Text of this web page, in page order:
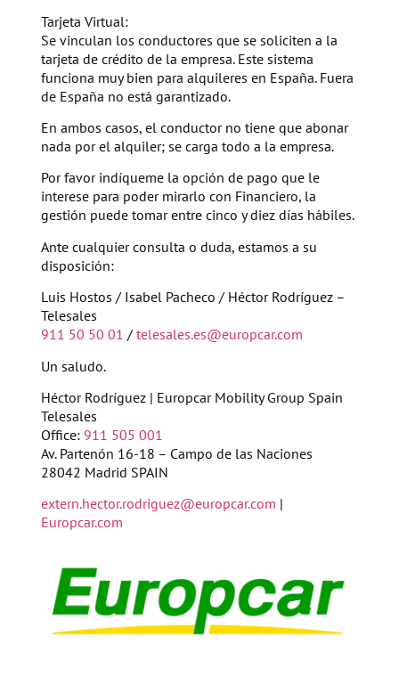
Tarjeta Virtual:
Se vinculan los conductores que se soliciten a la
tarjeta de crédito de la empresa. Este sistema
funciona muy bien para alquileres en España. Fuera
de España no está garantizado.
En ambos casos, el conductor no tiene que abonar
nada por el alquiler; se carga todo a la empresa.
Por favor indíqueme la opción de pago que le
interese para poder mirarlo con Financiero, la
gestión puede tomar entre cinco y diez días hábiles.
Ante cualquier consulta o duda, estamos a su
disposición:
Luis Hostos / Isabel Pacheco / Héctor Rodríguez –
Telesales
911 50 50 01 /telesales.es@europcar.com
Un saludo.
Héctor Rodríguez | Europcar Mobility Group Spain
Telesales
Office:911 505 001
Av. Partenón 16-18 – Campo de las Naciones
28042 Madrid SPAIN
extern.hector.rodriguez@europcar.com |
Europcar.com